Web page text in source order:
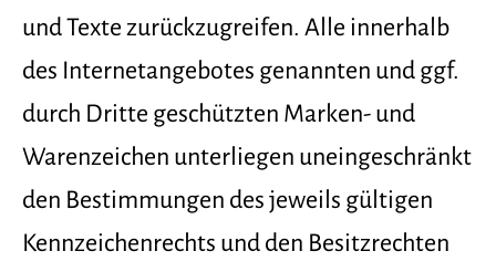
und Texte zurückzugreifen. Alle innerhalb
des Internetangebotes genannten und ggf.
durch Dritte geschützten Marken- und
Warenzeichen unterliegen uneingeschränkt
den Bestimmungen des jeweils gültigen
Kennzeichenrechts und den Besitzrechten